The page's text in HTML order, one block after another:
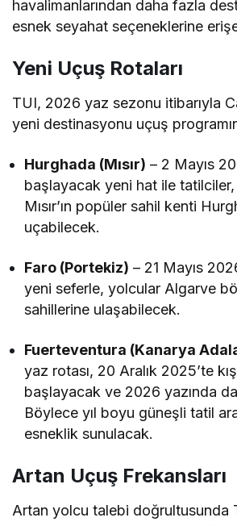
havalimanlarından daha fazla
esnek seyahat seçeneklerine
Yeni Uçuş Rotaları
TUI, 2026 yaz sezonu itibarıyla
yeni destinasyonu uçuş
Hurghada (Mısır) – 2 Mayıs
başlayacak yeni hat ile
Mısır’ın popüler sahil kenti
uçabilecek.
Faro (Portekiz) – 21 Mayıs
yeni seferle, yolcular Algarve
sahillerine ulaşabilecek.
Fuerteventura (Kanarya
yaz rotası, 20 Aralık 2025’te
başlayacak ve 2026 yazında
Böylece yıl boyu güneşli tatil
esneklik sunulacak.
Artan Uçuş Frekansları
Artan yolcu talebi doğrultusunda